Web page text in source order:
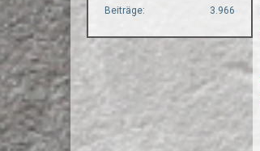
Beiträge
3.966